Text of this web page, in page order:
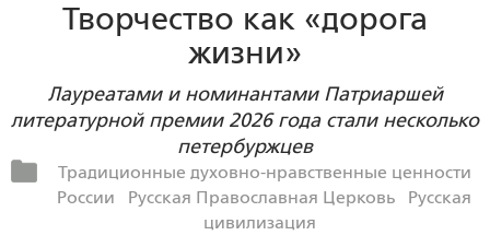
Творчество как «дорога
жизни»
Лауреатами и номинантами Патриаршей
литературной премии 2026 года стали несколько
петербуржцев
Традиционные духовно-нравственные ценности
России
Русская Православная Церковь
Русская
цивилизация